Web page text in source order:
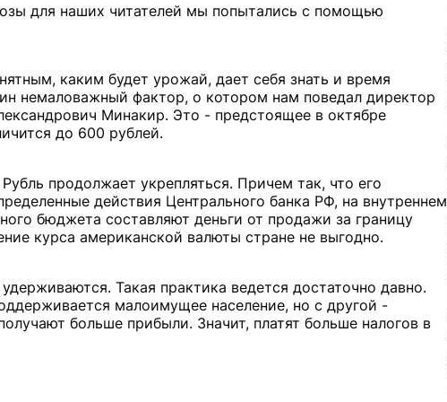
для наших читателей мы попытались с помощью
каким будет урожай, дает себя знать и время
немаловажный фактор, о котором нам поведал директор
Минакир. Это - предстоящее в октябре
до 600 рублей.
продолжает укрепляться. Причем так, что его
действия Центрального банка РФ, на внутреннем
бюджета составляют деньги от продажи за границу
курса американской валюты стране не выгодно.
Такая практика ведется достаточно давно.
малоимущее население, но с другой -
больше прибыли. Значит, платят больше налогов в